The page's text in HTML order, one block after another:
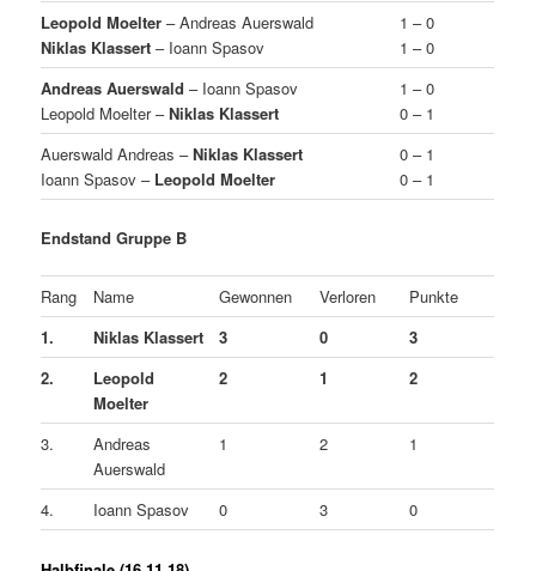
Leopold Moelter– Andreas Auerswald
Niklas Klassert – Ioann Spasov
1 – 0
1 – 0
Andreas Auerswald – Ioann Spasov
Leopold Moelter –Niklas Klassert
1 – 0
0 – 1
Auerswald Andreas –Niklas Klassert
Ioann Spasov – Leopold Moelter
0 – 1
0 – 1
Endstand Gruppe B
Rang Name Gewonnen Verloren
Punkte
1.
Niklas Klassert 3 0
3
2.
Leopold
Moelter
2 1 2
3.
Andreas
Auerswald
1 2 1
4. Ioann Spasov 0 3 0